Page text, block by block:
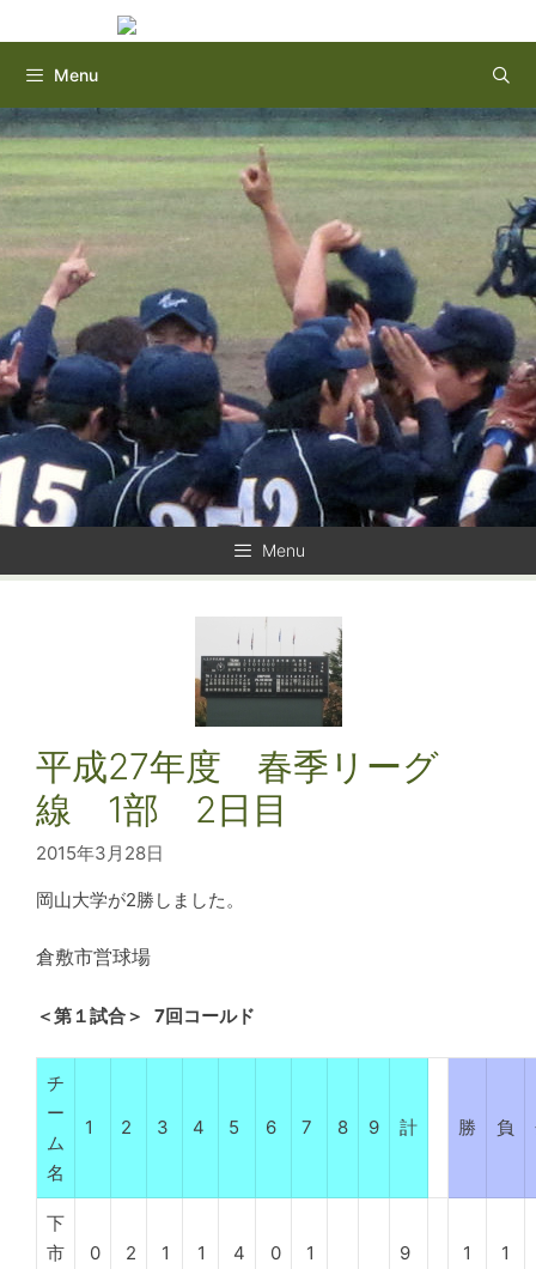
ン
ン
ツ
へ
ス
キ
ッ
Menu
Menu
平成27年度 春季リーグ
線 1部 2日目
2015年3月28日
岡山大学が2勝しました。
倉敷市営球場
＜第１試合＞ 7回コールド
チ
ー
ム
名
1 2 3 4 5 6 7 8 9 計 勝 負
下
市
0 2 1 1 4 0 1 9 1 1